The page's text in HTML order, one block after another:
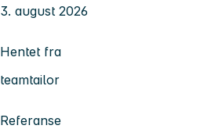
3. august 2026
Hentet fra
teamtailor
Referanse